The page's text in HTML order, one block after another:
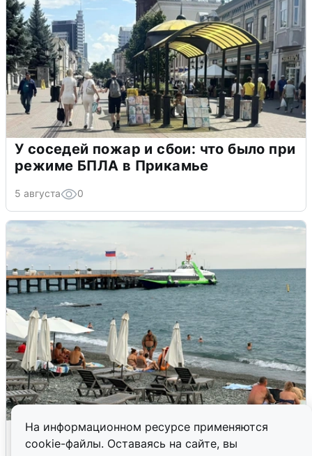
На информационном ресурсе применяются
cookie-файлы. Оставаясь на сайте, вы
У соседей пожар и сбои: что было при
режиме БПЛА в Прикамье
5 августа 0
Жители и туристы Сочи рассказали
об атаке БПЛА 5 августа